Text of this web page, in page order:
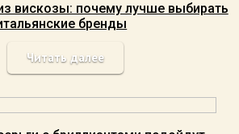
вискозы: почему лучше выбирать
бренды
Читать далее